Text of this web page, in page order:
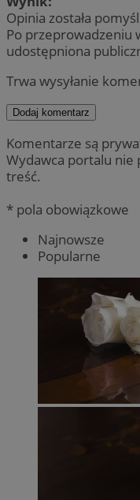
Opinia została
Po przeprowadzeniu
udostępniona
Trwa wysyłanie
Dodaj komentarz
Komentarze są
Wydawca portalu nie
treść.
* pola obowiązkowe
Najnowsze
Popularne